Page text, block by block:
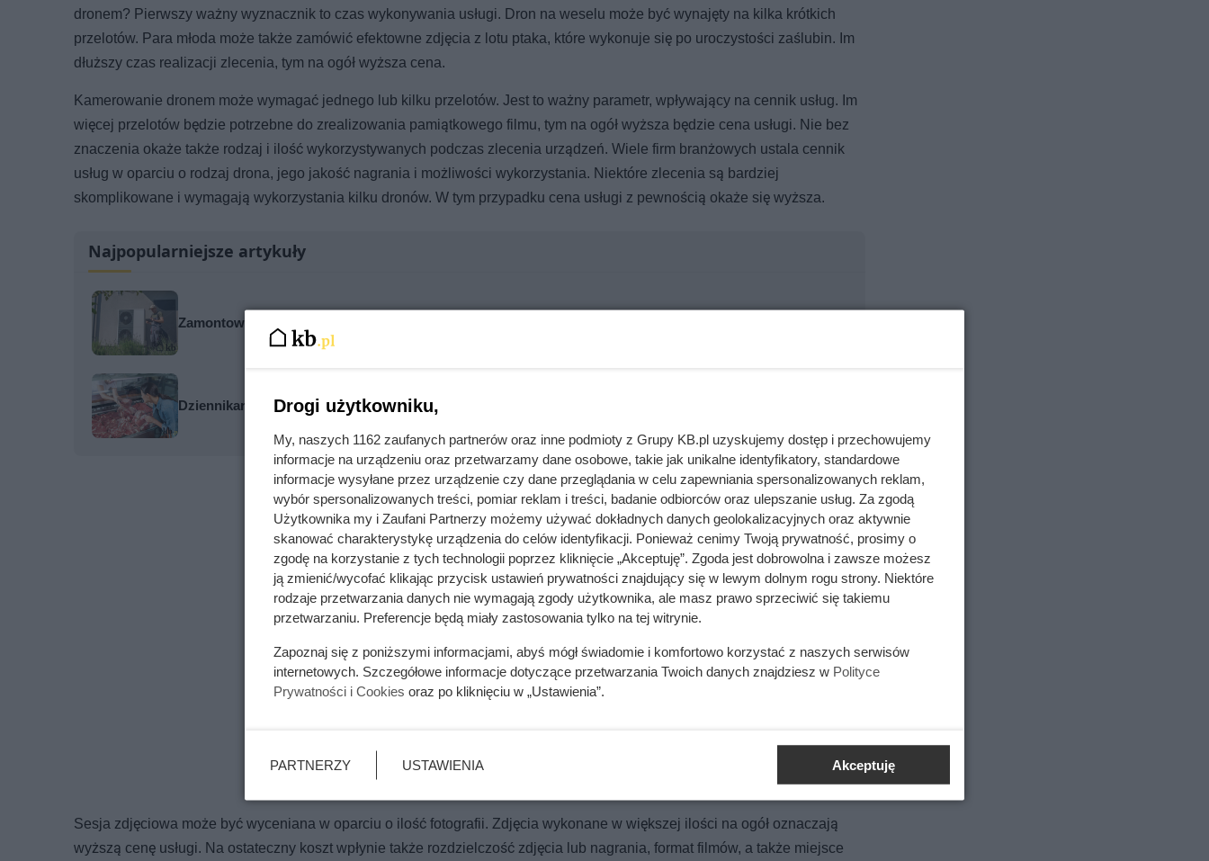
dronem? Pierwszy ważny wyznacznik to czas wykonywania usługi. Dron na weselu może być wynajęty na kilka krótkich
przelotów. Para młoda może także zamówić efektowne zdjęcia z lotu ptaka, które wykonuje się po uroczystości zaślubin. Im
dłuższy czas realizacji zlecenia, tym na ogół wyższa cena.
Kamerowanie dronem może wymagać jednego lub kilku przelotów. Jest to ważny parametr, wpływający na cennik usług. Im
więcej przelotów będzie potrzebne do zrealizowania pamiątkowego filmu, tym na ogół wyższa będzie cena usługi. Nie bez
znaczenia okaże także rodzaj i ilość wykorzystywanych podczas zlecenia urządzeń. Wiele firm branżowych ustala cennik
usług w oparciu o rodzaj drona, jego jakość nagrania i możliwości wykorzystania. Niektóre zlecenia są bardziej
skomplikowane i wymagają wykorzystania kilku dronów. W tym przypadku cena usługi z pewnością okaże się wyższa.
Najpopularniejsze artykuły
Zamontowali pompę bez audytu. Pierwsze rachunki były brutalnym zaskoczeniem
Dziennikarze ujawnili pochodzenie mięsa z Dino. Klienci zaskoczeni
Sesja zdjęciowa może być wyceniana w oparciu o ilość fotografii. Zdjęcia wykonane w większej ilości na ogół oznaczają
wyższą cenę usługi. Na ostateczny koszt wpłynie także rozdzielczość zdjęcia lub nagrania, format filmów, a także miejsce
Drogi użytkowniku,
My, naszych 1162 zaufanych partnerów oraz inne podmioty z Grupy KB.pl uzyskujemy dostęp i przechowujemy
informacje na urządzeniu oraz przetwarzamy dane osobowe, takie jak unikalne identyfikatory, standardowe
informacje wysyłane przez urządzenie czy dane przeglądania w celu zapewniania spersonalizowanych reklam,
wybór spersonalizowanych treści, pomiar reklam i treści, badanie odbiorców oraz ulepszanie usług. Za zgodą
Użytkownika my i Zaufani Partnerzy możemy używać dokładnych danych geolokalizacyjnych oraz aktywnie
skanować charakterystykę urządzenia do celów identyfikacji. Ponieważ cenimy Twoją prywatność, prosimy o
zgodę na korzystanie z tych technologii poprzez kliknięcie „Akceptuję”. Zgoda jest dobrowolna i zawsze możesz
ją zmienić/wycofać klikając przycisk ustawień prywatności znajdujący się w lewym dolnym rogu strony. Niektóre
rodzaje przetwarzania danych nie wymagają zgody użytkownika, ale masz prawo sprzeciwić się takiemu
przetwarzaniu. Preferencje będą miały zastosowania tylko na tej witrynie.
Zapoznaj się z poniższymi informacjami, abyś mógł świadomie i komfortowo korzystać z naszych serwisów
internetowych. Szczegółowe informacje dotyczące przetwarzania Twoich danych znajdziesz w Polityce
Prywatności i Cookies oraz po kliknięciu w „Ustawienia”.
PARTNERZY USTAWIENIA Akceptuję